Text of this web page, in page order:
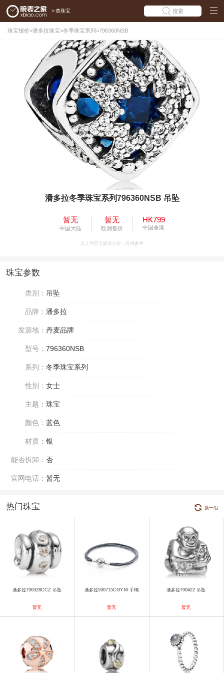
> 查珠宝 搜索
珠宝报价>潘多拉珠宝>冬季珠宝系列 >796360NSB
潘多拉冬季珠宝系列796360NSB 吊坠
暂无
中国大陆
暂无
欧洲售价
HK799
中国香港
以上为官方媒体公价，仅供参考
珠宝参数
类别： 吊坠
品牌： 潘多拉
发源地： 丹麦品牌
型号： 796360NSB
系列： 冬季珠宝系列
性别： 女士
主题： 珠宝
颜色： 蓝色
材质： 银
能否拆卸： 否
官网电话： 暂无
热门珠宝 换一组
潘多拉790328CCZ 吊坠
暂无
潘多拉590715CGY-M 手镯
暂无
潘多拉790422 吊坠
暂无